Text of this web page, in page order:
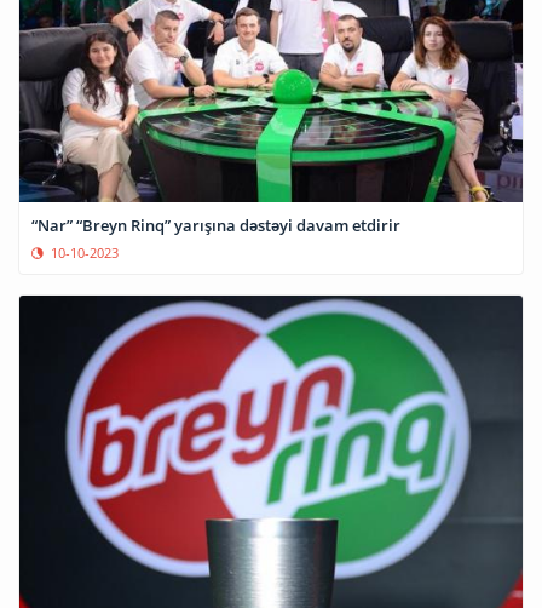
“Nar” “Breyn Rinq” yarışına dəstəyi davam etdirir
10-10-2023